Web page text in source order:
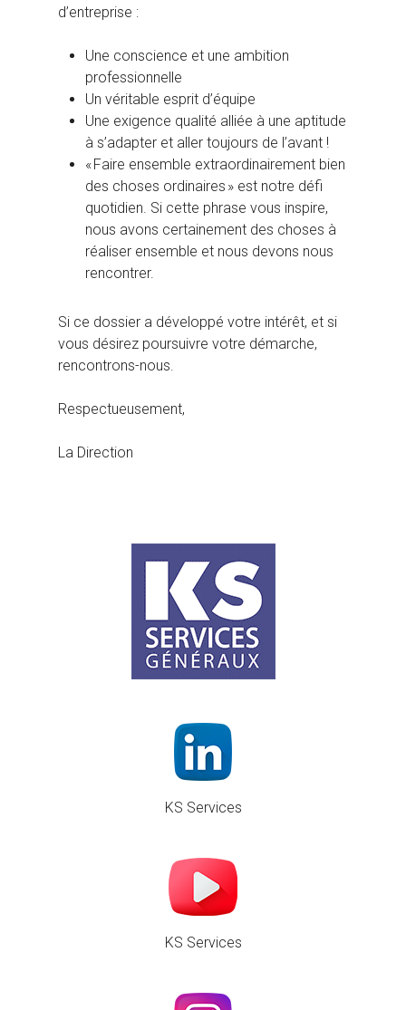
d’entreprise :
Une conscience et une ambition
professionnelle
Un véritable esprit d’équipe
Une exigence qualité alliée à une aptitude
à s’adapter et aller toujours de l’avant !
« Faire ensemble extraordinairement bien
des choses ordinaires » est notre défi
quotidien. Si cette phrase vous inspire,
nous avons certainement des choses à
réaliser ensemble et nous devons nous
rencontrer.
Si ce dossier a développé votre intérêt, et si
vous désirez poursuivre votre démarche,
rencontrons-nous.
Respectueusement,
La Direction
KS Services
KS Services